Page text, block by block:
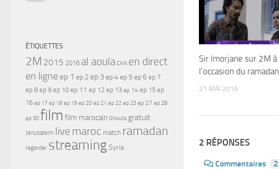
Sir lmorjane sur 2M à
l’occasion du ramadan
21 MAI 2016
2 RÉPONSES
Commentaires 2
ÉTIQUETTES
2M 2015 2016 al aoula CAN en direct
en ligne ep 1 ep 2 ep 3ep 4ep 5 ep 6 ep 7
ep 8 ep 9 ep 10 ep 11 ep 12 ep 13 ep 14 ep 15 ep
16 ep 17 ep 18 ep 19 ep 20 ep 21 ep 22 ep 23 ep 27 ep 28
ep 30 film film marocain Ghouta gratuit
Jerusalem live maroc match ramadan
regarder streamingSyria